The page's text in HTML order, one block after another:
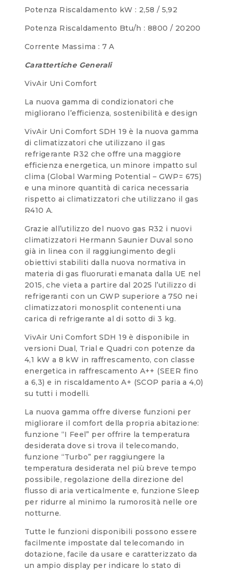
Potenza Riscaldamento kW : 2,58 / 5,92
Potenza Riscaldamento Btu/h : 8800 / 20200
Corrente Massima : 7 A
Carattertiche Generali
VivAir Uni Comfort
La nuova gamma di condizionatori che
migliorano l’efficienza, sostenibilità e design
VivAir Uni Comfort SDH 19 è la nuova gamma
di climatizzatori che utilizzano il gas
refrigerante R32 che offre una maggiore
efficienza energetica, un minore impatto sul
clima (Global Warming Potential – GWP= 675)
e una minore quantità di carica necessaria
rispetto ai climatizzatori che utilizzano il gas
R410 A.
Grazie all’utilizzo del nuovo gas R32 i nuovi
climatizzatori Hermann Saunier Duval sono
già in linea con il raggiungimento degli
obiettivi stabiliti dalla nuova normativa in
materia di gas fluorurati emanata dalla UE nel
2015, che vieta a partire dal 2025 l’utilizzo di
refrigeranti con un GWP superiore a 750 nei
climatizzatori monosplit contenenti una
carica di refrigerante al di sotto di 3 kg.
VivAir Uni Comfort SDH 19 è disponibile in
versioni Dual, Trial e Quadri con potenze da
4,1 kW a 8 kW in raffrescamento, con classe
energetica in raffrescamento A++ (SEER fino
a 6,3) e in riscaldamento A+ (SCOP paria a 4,0)
su tutti i modelli.
La nuova gamma offre diverse funzioni per
migliorare il comfort della propria abitazione:
funzione “I Feel” per offrire la temperatura
desiderata dove si trova il telecomando,
funzione “Turbo” per raggiungere la
temperatura desiderata nel più breve tempo
possibile, regolazione della direzione del
flusso di aria verticalmente e, funzione Sleep
per ridurre al minimo la rumorosità nelle ore
notturne.
Tutte le funzioni disponibili possono essere
facilmente impostate dal telecomando in
dotazione, facile da usare e caratterizzato da
un ampio display per indicare lo stato di